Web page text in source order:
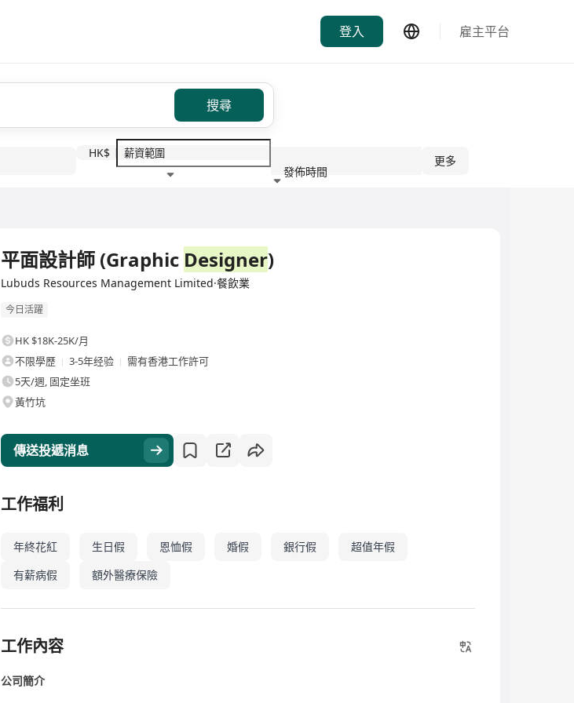
登入 雇主平台
搜尋
HK$
發佈時間
更多
平面設計師 (Graphic Designer)
Lubuds Resources Management Limited·餐飲業
今日活躍
HK $18K-25K/月
不限學歷
3-5年经验
需有香港工作許可
5天/週, 固定坐班
黃竹坑
傳送投遞消息
工作福利
年終花紅 生日假 恩恤假 婚假 銀行假
超值年假
有薪病假
額外醫療保險
工作內容
公司簡介